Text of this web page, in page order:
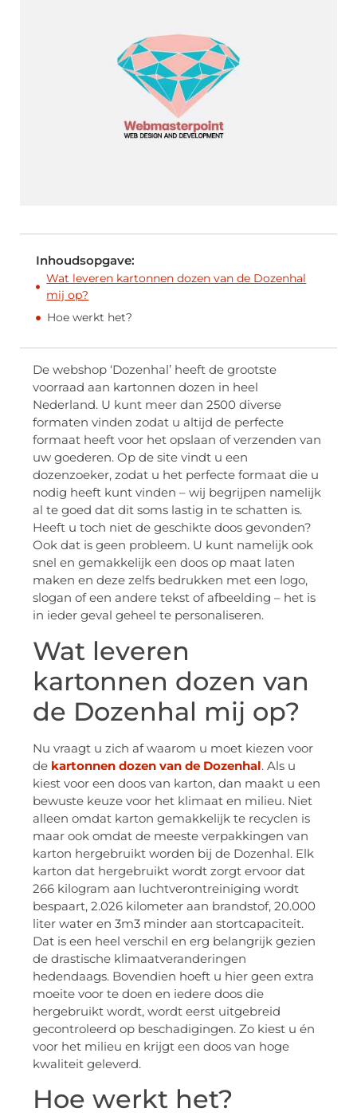
Inhoudsopgave:
Wat leveren kartonnen dozen van de Dozenhal
mij op?
Hoe werkt het?
De webshop ‘Dozenhal’ heeft de grootste
voorraad aan kartonnen dozen in heel
Nederland. U kunt meer dan 2500 diverse
formaten vinden zodat u altijd de perfecte
formaat heeft voor het opslaan of verzenden van
uw goederen. Op de site vindt u een
dozenzoeker, zodat u het perfecte formaat die u
nodig heeft kunt vinden – wij begrijpen namelijk
al te goed dat dit soms lastig in te schatten is.
Heeft u toch niet de geschikte doos gevonden?
Ook dat is geen probleem. U kunt namelijk ook
snel en gemakkelijk een doos op maat laten
maken en deze zelfs bedrukken met een logo,
slogan of een andere tekst of afbeelding – het is
in ieder geval geheel te personaliseren.
Wat leveren
kartonnen dozen van
de Dozenhal mij op?
Nu vraagt u zich af waarom u moet kiezen voor
de kartonnen dozen van de Dozenhal. Als u
kiest voor een doos van karton, dan maakt u een
bewuste keuze voor het klimaat en milieu. Niet
alleen omdat karton gemakkelijk te recyclen is
maar ook omdat de meeste verpakkingen van
karton hergebruikt worden bij de Dozenhal. Elk
karton dat hergebruikt wordt zorgt ervoor dat
266 kilogram aan luchtverontreiniging wordt
bespaart, 2.026 kilometer aan brandstof, 20.000
liter water en 3m3 minder aan stortcapaciteit.
Dat is een heel verschil en erg belangrijk gezien
de drastische klimaatveranderingen
hedendaags. Bovendien hoeft u hier geen extra
moeite voor te doen en iedere doos die
hergebruikt wordt, wordt eerst uitgebreid
gecontroleerd op beschadigingen. Zo kiest u én
voor het milieu en krijgt een doos van hoge
kwaliteit geleverd.
Hoe werkt het?